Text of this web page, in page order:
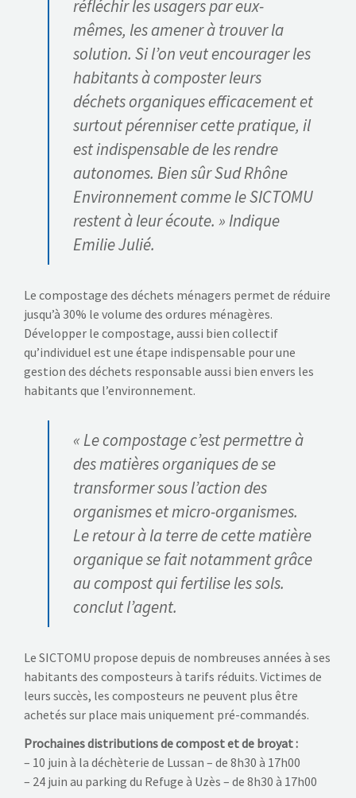
réfléchir les usagers par eux-
mêmes, les amener à trouver la
solution. Si l’on veut encourager les
habitants à composter leurs
déchets organiques efficacement et
surtout pérenniser cette pratique, il
est indispensable de les rendre
autonomes. Bien sûr Sud Rhône
Environnement comme le SICTOMU
restent à leur écoute. » Indique
Emilie Julié.
Le compostage des déchets ménagers permet de réduire
jusqu’à 30% le volume des ordures ménagères.
Développer le compostage, aussi bien collectif
qu’individuel est une étape indispensable pour une
gestion des déchets responsable aussi bien envers les
habitants que l’environnement.
« Le compostage c’est permettre à
des matières organiques de se
transformer sous l’action des
organismes et micro-organismes.
Le retour à la terre de cette matière
organique se fait notamment grâce
au compost qui fertilise les sols.
conclut l’agent.
Le SICTOMU propose depuis de nombreuses années à ses
habitants des composteurs à tarifs réduits. Victimes de
leurs succès, les composteurs ne peuvent plus être
achetés sur place mais uniquement pré-commandés.
Prochaines distributions de compost et de broyat :
– 10 juin à la déchèterie de Lussan – de 8h30 à 17h00
– 24 juin au parking du Refuge à Uzès – de 8h30 à 17h00